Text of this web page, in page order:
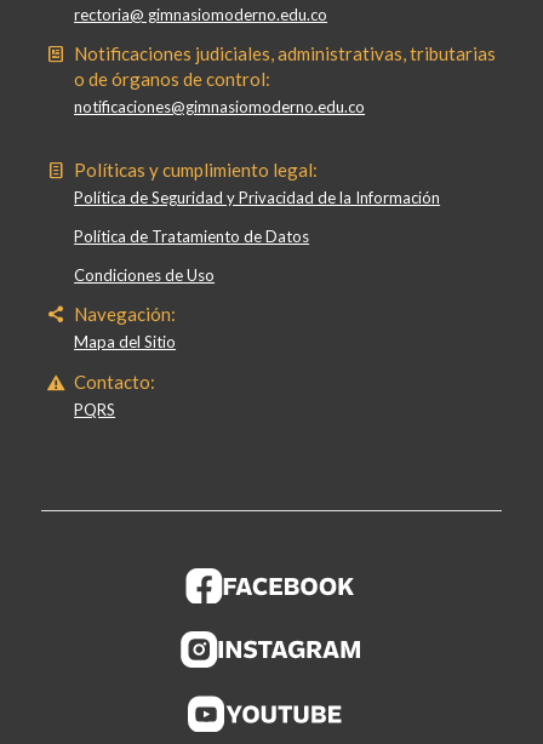
rectoria@ gimnasiomoderno.edu.co
Notificaciones judiciales, administrativas, tributarias
o de órganos de control:
notificaciones@gimnasiomoderno.edu.co
Políticas y cumplimiento legal:
Política de Seguridad y Privacidad de la Información
Política de Tratamiento de Datos
Condiciones de Uso
Navegación:
Mapa del Sitio
Contacto:
PQRS